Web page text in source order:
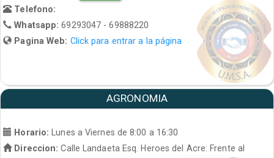
Telefono:
Whatsapp:69293047 - 69888220
Pagina Web: Click para entrar a la página
AGRONOMIA
Horario:
Lunes a Viernes de 8:00 a 16:30
Direccion: Calle Landaeta Esq. Heroes del Acre: Frente al